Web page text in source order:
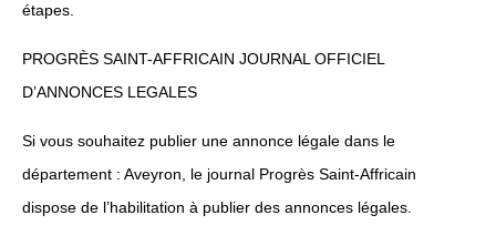
étapes.
PROGRÈS SAINT-AFFRICAIN JOURNAL OFFICIEL
D’ANNONCES LEGALES
Si vous souhaitez publier une annonce légale dans le
département : Aveyron, le journal Progrès Saint-Affricain
dispose de l’habilitation à publier des annonces légales.